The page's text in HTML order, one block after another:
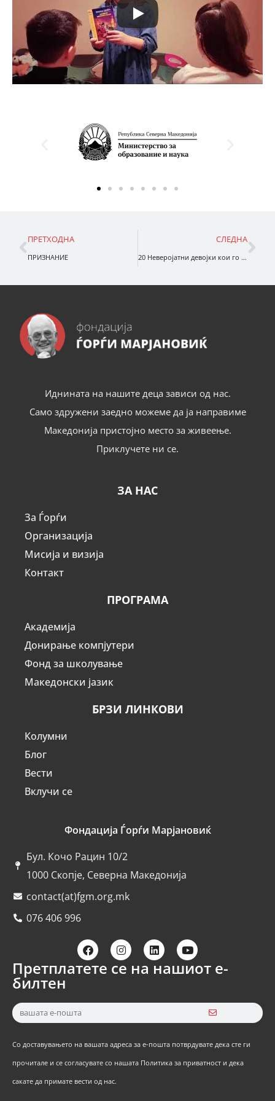
ПРЕТХОДНА
ПРИЗ­НА­НИЕ
СЛЕДНА
20 Неверојатни девојки кои го променија светот
Иднината на нашите деца зависи од нас.
Само здружени заедно можеме да ја направиме
Македонија пристојно место за живеење.
Приклучете ни се.
ЗА НАС
За Ѓорѓи
Организација
Мисија и визија
Контакт
ПРОГРАМА
Академија
Донирање компјутери
Фонд за школување
Македонски јазик
БРЗИ ЛИНКОВИ
Колумни
Блог
Вести
Вклучи се
Фондација Ѓорѓи Марјановиќ
Бул. Кочо Рацин 10/2
1000 Скопје, Северна Македонија
contact(at)fgm.org.mk
076 406 996
Претплатете се на нашиот е-
билтен
Со доставувањето на вашата адреса за е-пошта потврдувате дека сте ги
прочитале и се согласувате со нашата Политика за приватност и дека
сакате да примате вести од нас.